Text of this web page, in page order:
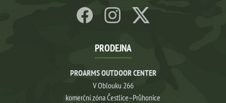
PRODEJNA
PROARMS OUTDOOR CENTER
V Oblouku 266
komerční zóna Čestlice–Průhonice